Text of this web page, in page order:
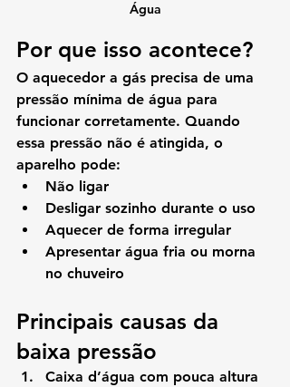
Água
Por que isso acontece?
O aquecedor a gás precisa de uma
pressão mínima de água para
funcionar corretamente. Quando
essa pressão não é atingida, o
aparelho pode:
Não ligar
Desligar sozinho durante o uso
Aquecer de forma irregular
Apresentar água fria ou morna
no chuveiro
Principais causas da
baixa pressão
Caixa d’água com pouca altura